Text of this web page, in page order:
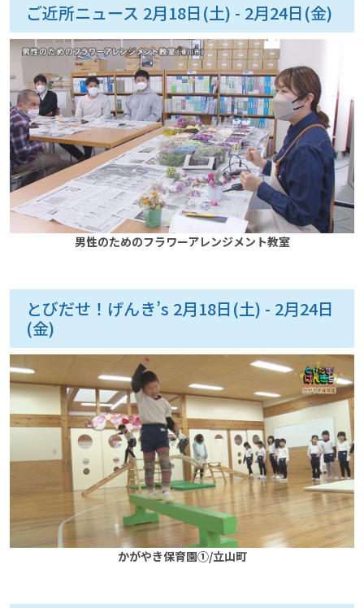
ご近所ニュース 2月18日(土) - 2月24日(金)
男性のためのフラワーアレンジメント教室
とびだせ！げんき’s 2月18日(土) - 2月24日
(金)
かがやき保育園①/立山町